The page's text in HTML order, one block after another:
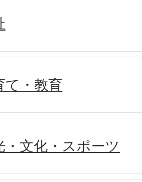
て・教育
・文化・スポーツ